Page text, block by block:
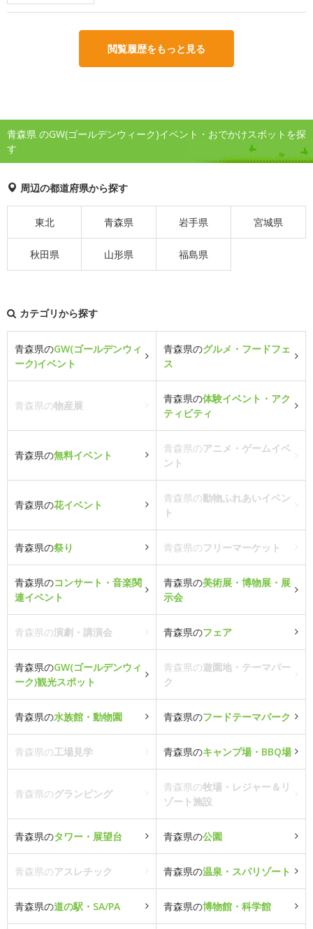
閲覧履歴をもっと見る
青森県 のGW(ゴールデンウィーク)イベント・おでかけスポットを探
す
周辺の都道府県から探す
東北 青森県 岩手県 宮城県
秋田県 山形県 福島県
カテゴリから探す
青森県のGW(ゴールデンウィ
ーク)イベント
青森県のグルメ・フードフェ
ス
青森県の物産展
青森県の体験イベント・アク
ティビティ
青森県の無料イベント
青森県のアニメ・ゲームイベ
ント
青森県の花イベント
青森県の動物ふれあいイベン
ト
青森県の祭り 青森県のフリーマーケット
青森県のコンサート・音楽関
連イベント
青森県の美術展・博物展・展
示会
青森県の演劇・講演会 青森県のフェア
青森県のGW(ゴールデンウィ
ーク)観光スポット
青森県の遊園地・テーマパー
ク
青森県の水族館・動物園 青森県のフードテーマパーク
青森県の工場見学 青森県のキャンプ場・BBQ場
青森県のグランピング
青森県の牧場・レジャー＆リ
ゾート施設
青森県のタワー・展望台 青森県の公園
青森県のアスレチック 青森県の温泉・スパリゾート
青森県の道の駅・SA/PA 青森県の博物館・科学館